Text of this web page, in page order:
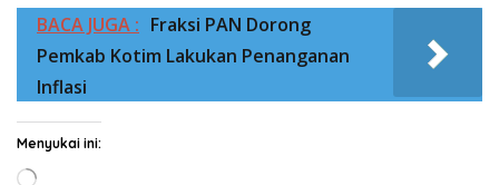
BACA JUGA : Fraksi PAN Dorong
Pemkab Kotim Lakukan Penanganan
Inflasi
Menyukai ini:
Memuat...